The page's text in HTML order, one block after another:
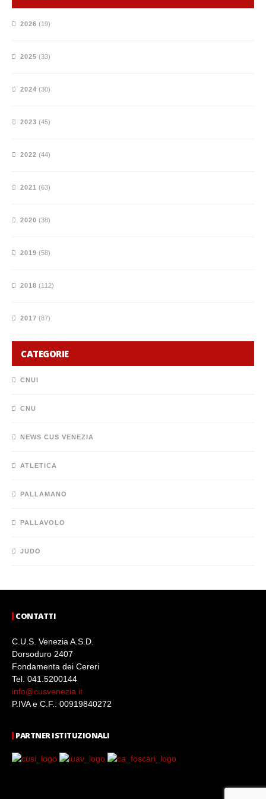
2026 (19)
2025 (33)
2024 (30)
2023 (45)
2022 (44)
2021 (63)
2020 (38)
2019 (58)
2018 (112)
2017 (87)
CATEGORIE
CNUI
CNU
NEWS CUS VENEZIA
ATLETICA
PALLAMANO
PALLAVOLO
JUDO
CONTATTI
C.U.S. Venezia A.S.D.
Dorsoduro 2407
Fondamenta dei Cereri
Tel. 041.5200144
info@cusvenezia.it
P.IVA e C.F.: 00919840272
PARTNER ISTITUZIONALI